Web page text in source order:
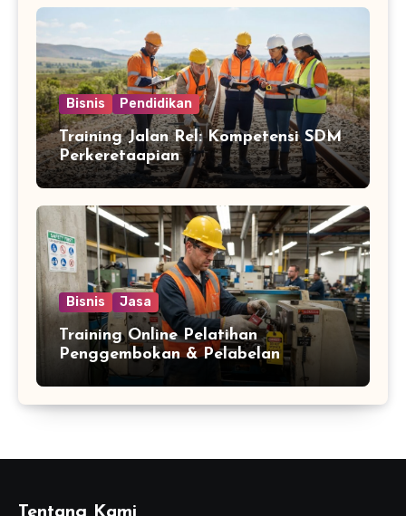
Bisnis Pendidikan
Training Jalan Rel: Kompetensi SDM
Perkeretaapian
Bisnis Jasa
Training Online Pelatihan
Penggembokan & Pelabelan
Tentang Kami